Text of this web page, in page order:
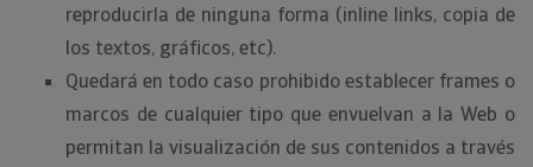
reproducirla de ninguna forma (inline links, copia de
los textos, gráficos, etc).
Quedará en todo caso prohibido establecer frames o
marcos de cualquier tipo que envuelvan a la Web o
permitan la visualización de sus contenidos a través